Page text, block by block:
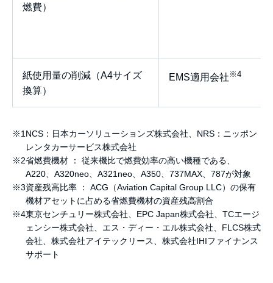
燃費）
紙使用量の削減（A4サイズ
換算）
EMS適用会社 ※4
※1 NCS：日本カーソリューションズ株式会社、NRS：ニッポン
レンタカーサービス株式会社
※2省燃費機材 ： 従来機比で燃費効率の高い機種である、
A220、A320neo、A321neo、A350、737MAX、787が対象
※3資産残高比率 ： ACG（Aviation Capital Group LLC）の保有
機材アセットに占める省燃費機材の資産残高割合
※4東京センチュリー株式会社、EPC Japan株式会社、TCエージ
ェンシー株式会社、エス・ディー・エル株式会社、FLCS株式
会社、株式会社アイテックリース、株式会社IHIファイナンス
サポート